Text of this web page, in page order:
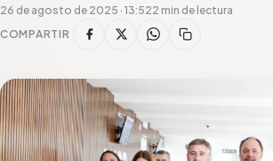
26 de agosto de 2025 · 13:522 min de lectura
COMPARTIR